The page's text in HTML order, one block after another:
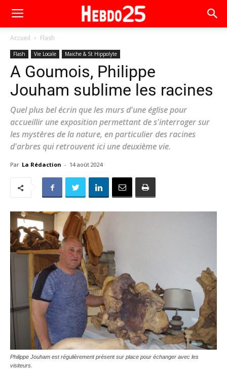
Accueil Flash
Flash Vie Locale Maiche & St Hippolyte
A Goumois, Philippe
Jouham sublime les racines
Quel plus bel écrin que les murs d'une église pour
accueillir une exposition permettant de s'interroger sur
les mystères de la nature, en particulier des racines
d'arbres qui retrouvent ici une deuxième vie.
Par La Rédaction - 14 août 2024
Philippe Jouham est régulièrement présent sur place pour échanger avec les
visiteurs.